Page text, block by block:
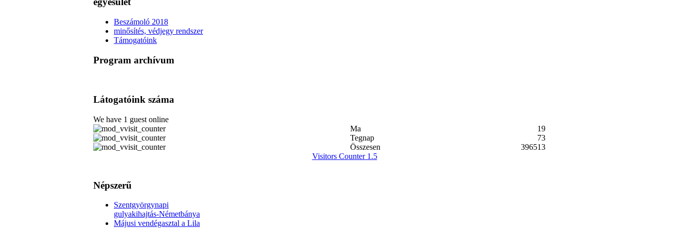
Beszámoló 2018
minősítés, védjegy rendszer
Támogatóink
Program archívum
Látogatóink száma
We have 1 guest online
Ma
19
Tegnap
73
Összesen
396513
Visitors Counter 1.5
Népszerű
Szentgyörgynapi
gulyakihajtás-Németbánya
Májusi vendégasztal a Lila